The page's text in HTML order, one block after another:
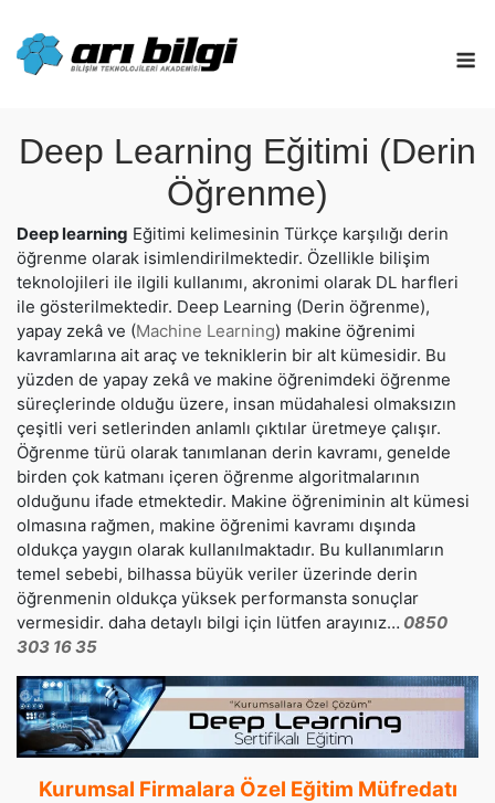
content
Deep Learning Eğitimi (Derin
Öğrenme)
Deep learning Eğitimi kelimesinin Türkçe karşılığı derin
öğrenme olarak isimlendirilmektedir. Özellikle bilişim
teknolojileri ile ilgili kullanımı, akronimi olarak DL harfleri
ile gösterilmektedir. Deep Learning (Derin öğrenme),
yapay zekâ ve (Machine Learning) makine öğrenimi
kavramlarına ait araç ve tekniklerin bir alt kümesidir. Bu
yüzden de yapay zekâ ve makine öğrenimdeki öğrenme
süreçlerinde olduğu üzere, insan müdahalesi olmaksızın
çeşitli veri setlerinden anlamlı çıktılar üretmeye çalışır.
Öğrenme türü olarak tanımlanan derin kavramı, genelde
birden çok katmanı içeren öğrenme algoritmalarının
olduğunu ifade etmektedir. Makine öğreniminin alt kümesi
olmasına rağmen, makine öğrenimi kavramı dışında
oldukça yaygın olarak kullanılmaktadır. Bu kullanımların
temel sebebi, bilhassa büyük veriler üzerinde derin
öğrenmenin oldukça yüksek performansta sonuçlar
vermesidir. daha detaylı bilgi için lütfen arayınız… 0850
303 16 35
Kurumsal Firmalara Özel Eğitim Müfredatı